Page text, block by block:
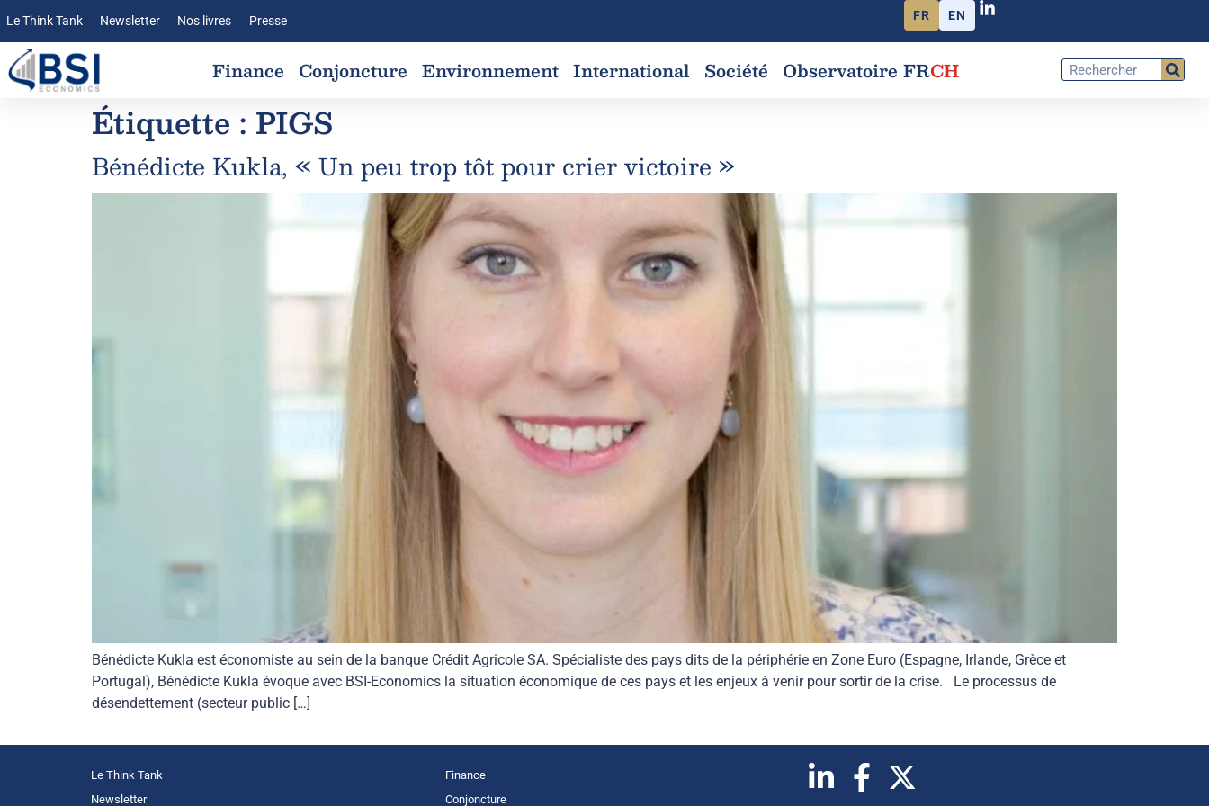
Le Think Tank Newsletter Nos livres Presse FR EN
Finance Conjoncture Environnement International Société Observatoire FRCH
Étiquette : PIGS
Bénédicte Kukla, « Un peu trop tôt pour crier victoire »
Bénédicte Kukla est économiste au sein de la banque Crédit Agricole SA. Spécialiste des pays dits de la périphérie en Zone Euro (Espagne, Irlande, Grèce et
Portugal), Bénédicte Kukla évoque avec BSI-Economics la situation économique de ces pays et les enjeux à venir pour sortir de la crise. Le processus de
désendettement (secteur public […]
Le Think Tank
Newsletter
Finance
Conjoncture